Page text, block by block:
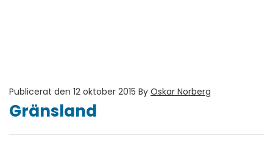
Publicerat den 12 oktober 2015 By Oskar Norberg
Gränsland